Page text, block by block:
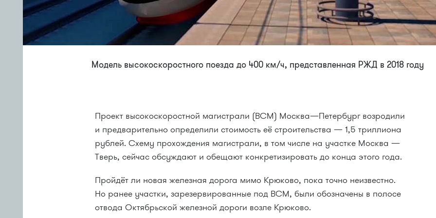
Модель высокоскоростного поезда до 400 км/ч, представленная РЖД в 2018 году
Проект высокоскоростной магистрали (ВСМ) Москва—Петербург возродили
и предварительно определили стоимость её строительства — 1,5 триллиона
рублей. Схему прохождения магистрали, в том числе на участке Москва —
Тверь, сейчас обсуждают и обещают конкретизировать до конца этого года.
Пройдёт ли новая железная дорога мимо Крюково, пока точно неизвестно.
Но ранее участки, зарезервированные под ВСМ, были обозначены в полосе
отвода Октябрьской железной дороги возле Крюково.